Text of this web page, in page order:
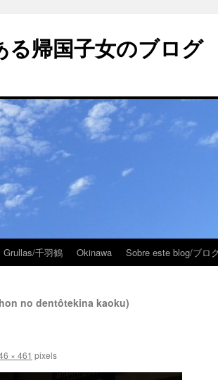
帰国子女のブログ
Grullas/千羽鶴 Okinawa Sobre este blog/ブロ
no dentôtekina kaoku)
× 461 pixels